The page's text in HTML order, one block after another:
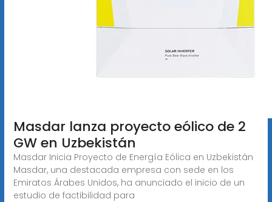
Masdar lanza proyecto eólico de 2
GW en Uzbekistán
Masdar Inicia Proyecto de Energía Eólica en Uzbekistán
Masdar, una destacada empresa con sede en los
Emiratos Árabes Unidos, ha anunciado el inicio de un
estudio de factibilidad para